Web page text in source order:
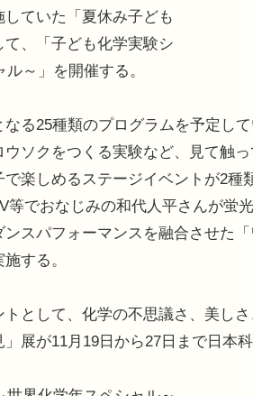
ていた「夏休み子ども
、「子ども化学実験シ
～」を開催する。
る25種類のプログラムを予定し
ソクをつくる実験など、見て触
楽しめるステージイベントが2種
等でおなじみの和代人平さんが蛍
スパフォーマンスを融合させた
する。
として、化学の不思議さ、美し
展が11月19日から27日まで日本